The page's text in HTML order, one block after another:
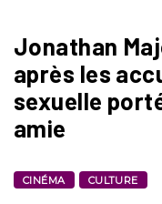
Jonathan
après les
sexuelle
amie
CINÉMA CULTURE